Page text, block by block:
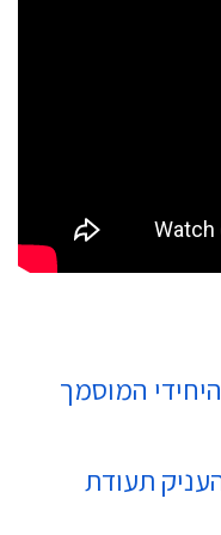
הגוף היחידי המוסמך
תעודת